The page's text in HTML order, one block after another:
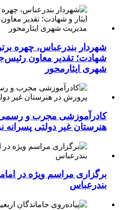
شهردار بندرعباس، چهره
شهادت؛ تقدیر معاون
شهری ایثارمحور
کادرآموزشی مجرب و
هنرستان غیر دولتی پسرانه
برگزاری مراسم ویژه در
بندرعباس